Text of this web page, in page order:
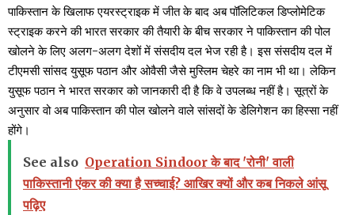
पाकिस्तान के खिलाफ एयरस्ट्राइक में जीत के बाद अब पॉलिटिकल डिप्लोमेटिक
स्ट्राइक करने की भारत सरकार की तैयारी के बीच सरकार ने पाकिस्तान की पोल
खोलने के लिए अलग-अलग देशों में संसदीय दल भेज रही है। इस संसदीय दल में
टीएमसी सांसद युसूफ पठान और ओवैसी जैसे मुस्लिम चेहरे का नाम भी था। लेकिन
युसूफ पठान ने भारत सरकार को जानकारी दी है कि वे उपलब्ध नहीं है। सूत्रों के
अनुसार वो अब पाकिस्तान की पोल खोलने वाले सांसदों के डेलिगेशन का हिस्सा नहीं
होंगे।
See also Operation Sindoor के बाद 'रोनी' वाली
पाकिस्तानी एंकर की क्या है सच्चाई? आखिर क्यों और कब निकले आंसू
पढ़िए